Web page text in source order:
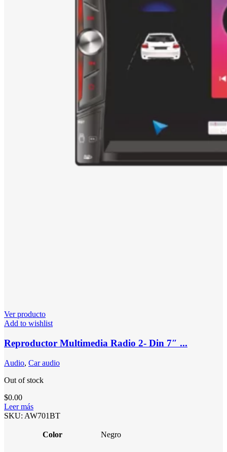
Ver producto
Add to wishlist
Reproductor Multimedia Radio 2- Din 7″ ...
Audio, Car audio
Out of stock
$0.00
Leer más
SKU: AW701BT
Color Negro